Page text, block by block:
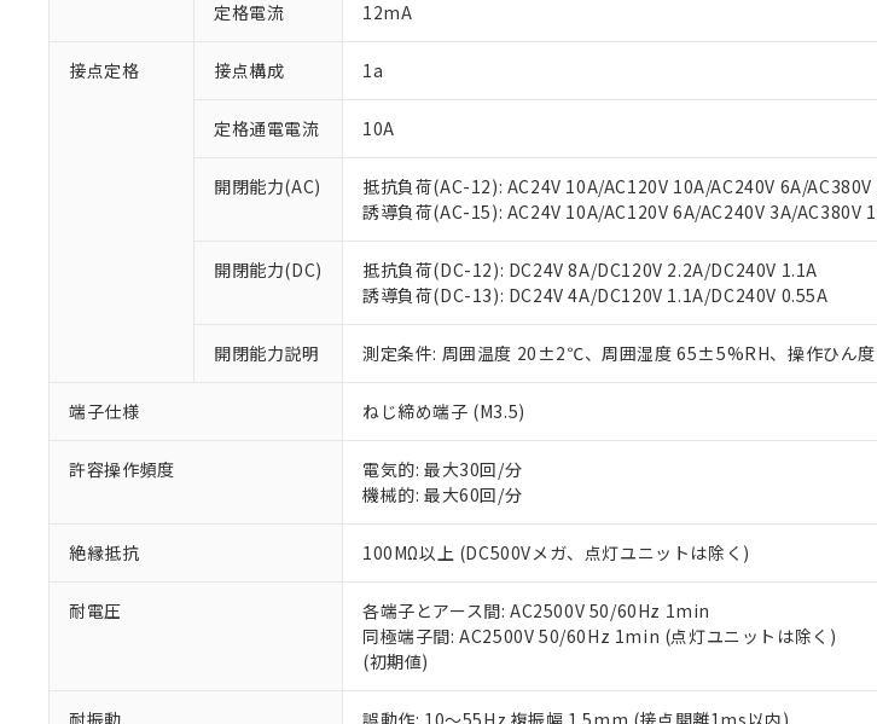
定格電流 12mA
接点定格 接点構成 1a
定格通電電流 10A
開閉能力(AC)
抵抗負荷(AC-12): AC24V 10A/AC120V 10A/AC240V 6A/
誘導負荷(AC-15): AC24V 10A/AC120V 6A/AC240V 3A/AC380V
開閉能力(DC)
抵抗負荷(DC-12): DC24V 8A/DC120V 2.2A/DC240V 1.1A
誘導負荷(DC-13): DC24V 4A/DC120V 1.1A/DC240V 0.55A
開閉能力説明 測定条件: 周囲温度 20±2℃、周囲湿度 65±5%RH、操作ひん
端子仕様 ねじ締め端子 (M3.5)
許容操作頻度
電気的: 最大30回/分
機械的: 最大60回/分
絶縁抵抗 100MΩ以上 (DC500Vメガ、点灯ユニットは除く)
耐電圧
各端子とアース間: AC2500V 50/60Hz 1min
同極端子間: AC2500V 50/60Hz 1min (点灯ユニットは除く)
(初期値)
耐振動 誤動作: 10～55Hz 複振幅 1.5mm (接点開離1ms以内)
正式な納期状況および標準価格はお客様のお取引先、
当社販売員にご相談ください。
オムロン制御機器販売店や当社販売拠点は「販売ネッ
在庫状況および標準価格結果を当社の事前の承諾なく
す。
マイパーツ機能（部品リスト作成サービス）をご利用
ている必要があります。
が、当社の製品・サービスに関するお客様との取引・
さい。
※当社の共同利用者とは、
いる法人を指します。
*EU RoHS指令（10物質）：
六価クロム(Cr(Ⅵ)) 1000ppm以下、ポリ臭化ビフェニル類(PBB) 1000ppm以
但し、RoHS指令で産業用監視および制御機器に対する適用除外項目は除く。
フタル酸エステル類の４物質については閾値を超える意図的な使用がないこと
※2 対応予定月
部品在庫の切り替え状況などにより、予定月が前後すること
※3 非含有証明書ダウンロード
EU RoHS指令（10物質）の非含有証明書
51物質の非含有証明書（当社基準）
※本証明書は発行日時点で非含有を証明するもので、過去に
また、RoHS指令のフタル酸エステル類４物質の対応では、
混在することから備考欄に対応日を記載しておりました。
既に当社にて対応品への在庫切替を完了していることから
「－」：未確認です。当社販売部門へお問い合わせください。
Pb(鉛) :1000ppm、 Hg(水銀) : 1000ppm、 Cd(カドミウム) : 100ppm、
DBP(フタル酸ジブチル) : 1000ppm、 DIBP(フタル酸ジイソブチル) : 1000ppm
※2 環境保護使用期限
「ｅ」：有害物質（10物質）のすべてが基準値以下であるこ
「10」：通常の使用状況下において有害物質が外部に漏えい
味します。
「－」：未確認です。当社販売部門へお問い合わせください。
う）を輸出または国外への提供する場合は、日本国政
置等に一切使用いたしません。
当社は、貴社製品を第三者に販売する場合は、上記1、
また当社は、販売先および販売に係わる関係者が違法
たしません。
記
説明
△ 一定数には満たないが在庫あり
－
在庫なし(最新の在庫状況については、お客様のお
機器販売店・当社販売員にご確認ください)
空
白
受注生産機種、また在庫状況の情報を公開してい